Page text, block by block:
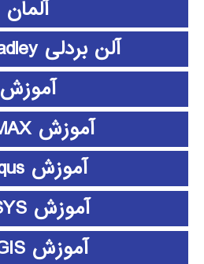
آلمان
آلن بردلی Allen bradley
آموزش
آموزش 3D MAX
آموزش abaqus
آموزش ANSYS
آموزش ArcGIS